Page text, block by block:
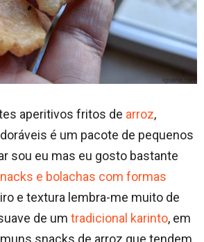
aperitivos fritos de arroz,
é um pacote de pequenos
sou eu mas eu gosto bastante
e bolachas com formas
e textura lembra-me muito de
de um tradicional karinto, em
snacks de arroz que tendem